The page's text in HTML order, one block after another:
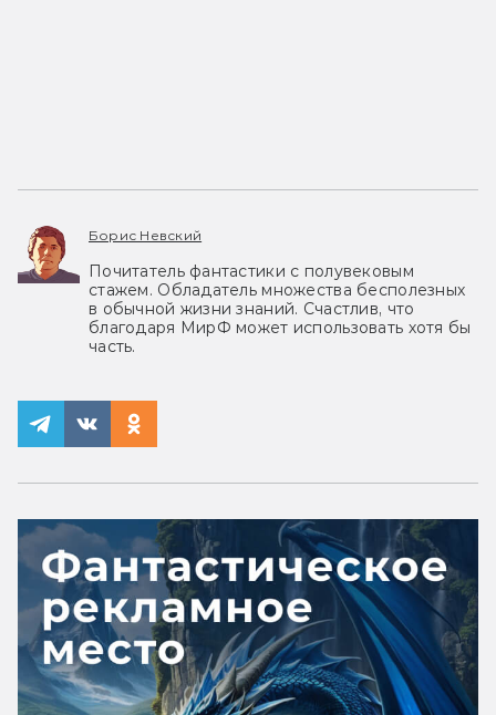
Борис Невский
Почитатель фантастики с полувековым
стажем. Обладатель множества бесполезных
в обычной жизни знаний. Счастлив, что
благодаря МирФ может использовать хотя бы
часть.